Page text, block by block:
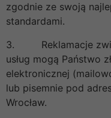
zgodnie ze swoją
standardami.
3. Reklamacje
usług mogą Państwo
elektronicznej
lub pisemnie pod
Wrocław.